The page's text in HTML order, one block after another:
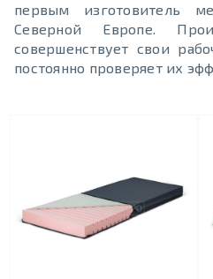
первым изготовитель
Северной Европе.
совершенствует свои
постоянно проверяет их